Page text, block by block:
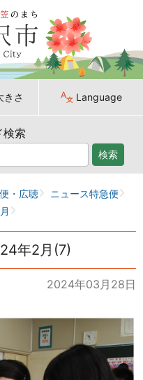
きさ Language
検索
検索
・広聴
ニュース特急便
年2月(7)
2024年03月28日